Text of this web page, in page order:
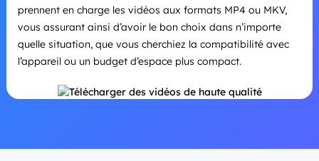
prennent en charge les vidéos aux formats MP4 ou MKV,
vous assurant ainsi d’avoir le bon choix dans n’importe
quelle situation, que vous cherchiez la compatibilité avec
l’appareil ou un budget d’espace plus compact.